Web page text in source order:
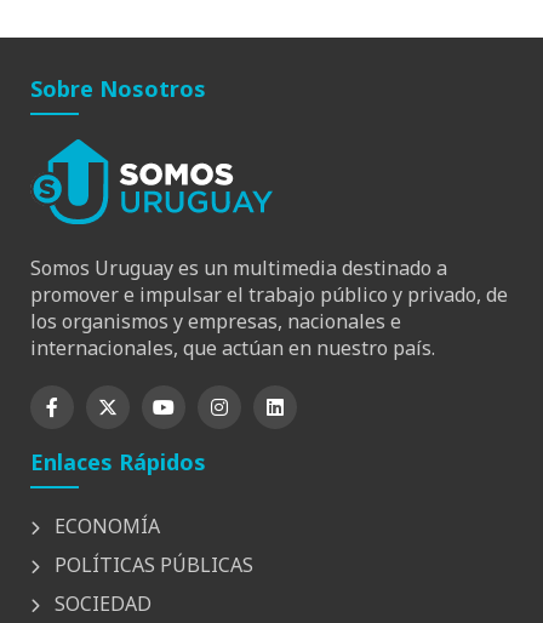
Sobre Nosotros
Somos Uruguay es un multimedia destinado a
promover e impulsar el trabajo público y privado, de
los organismos y empresas, nacionales e
internacionales, que actúan en nuestro país.
Enlaces Rápidos
ECONOMÍA
POLÍTICAS PÚBLICAS
SOCIEDAD